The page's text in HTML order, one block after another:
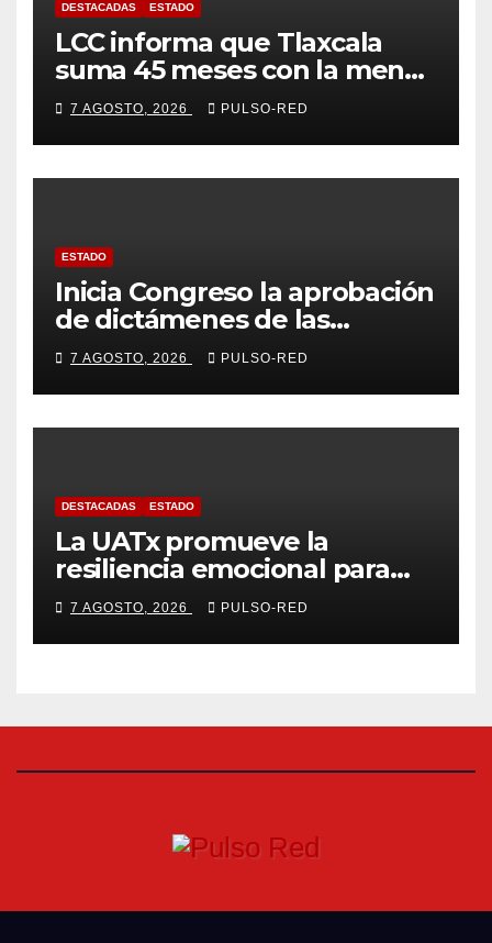
DESTACADAS ESTADO
LCC informa que Tlaxcala
suma 45 meses con la menor
tasa de delitos en el país
7 AGOSTO, 2026 PULSO-RED
ESTADO
Inicia Congreso la aprobación
de dictámenes de las
cuentas públicas de entes
fiscalizables del ejercicio
fiscal 2025
7 AGOSTO, 2026 PULSO-RED
DESTACADAS ESTADO
La UATx promueve la
resiliencia emocional para
fortalecer salud y bienestar
de estudiantes y docentes
7 AGOSTO, 2026 PULSO-RED